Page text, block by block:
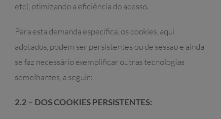
etc), otimizando a eficiência do acesso.
Para esta demanda específica, os cookies, aqui
adotados, podem ser persistentes ou de sessão e ainda
se faz necessário exemplificar outras tecnologias
semelhantes, a seguir:
2.2 – DOS COOKIES PERSISTENTES: